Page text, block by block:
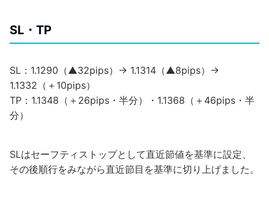
SL・TP
SL：1.1290（▲32pips）→ 1.1314（▲8pips）→
1.1332（＋10pips）
TP：1.1348（＋26pips・半分）・1.1368（＋46pips・半
分）
SLはセーフティストップとして直近節値を基準に設定、
その後順行をみながら直近節目を基準に切り上げました。